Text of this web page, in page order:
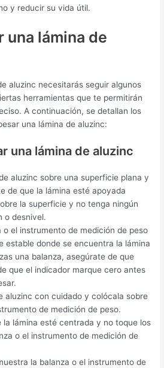
y reducir su vida útil.
una lámina de
aluzinc necesitarás seguir algunos
herramientas que te permitirán
A continuación, se detallan los
una lámina de aluzinc:
una lámina de aluzinc
aluzinc sobre una superficie plana y
de que la lámina esté apoyada
la superficie y no tenga ningún
o desnivel.
o el instrumento de medición de peso
estable donde se encuentra la lámina
una balanza, asegúrate de que
que el indicador marque cero antes
aluzinc con cuidado y colócala sobre
de medición de peso.
la lámina esté centrada y no toque los
o el instrumento de medición de
la balanza o el instrumento de